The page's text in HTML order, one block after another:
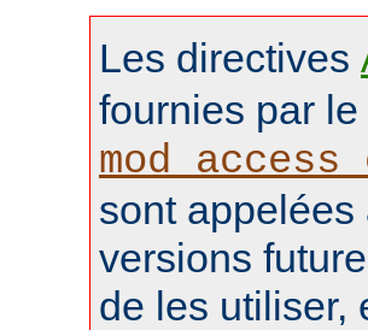
Les directives
fournies par
sont
versions
de les utiliser,